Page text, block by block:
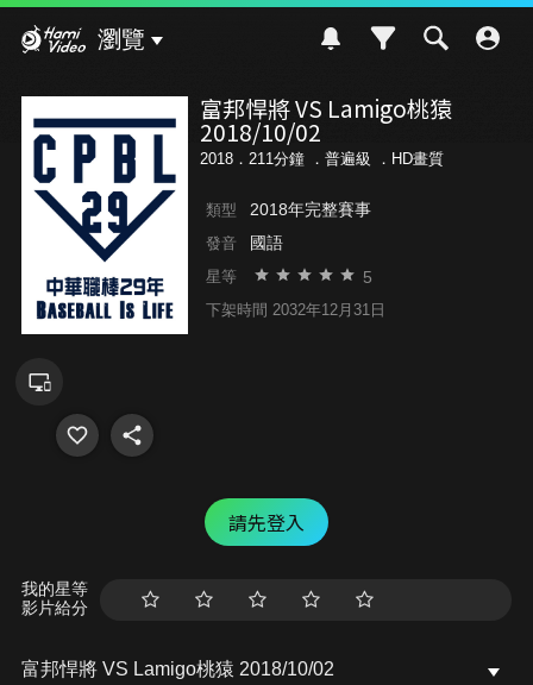
瀏覽
富邦悍將 VS Lamigo桃猿
2018/10/02
2018．211分鐘 ． 普遍級 ．HD畫質
類型 2018年完整賽事
發音 國語
星等 5
下架時間 2032年12月31日
請先登入
我的星等
影片給分
富邦悍將 VS Lamigo桃猿 2018/10/02